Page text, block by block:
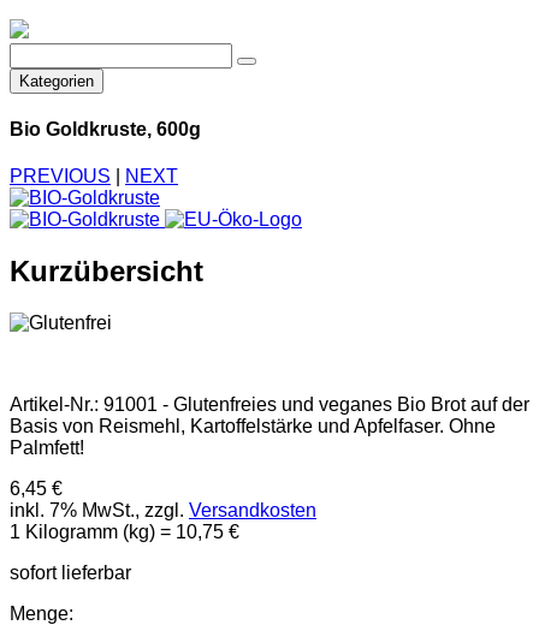
Kategorien
Bio Goldkruste, 600g
PREVIOUS NEXT
Kurzübersicht
Artikel-Nr.: 91001 - Glutenfreies und veganes Bio Brot auf der
Basis von Reismehl, Kartoffelstärke und Apfelfaser. Ohne
Palmfett!
6,45 €
inkl. 7% MwSt., zzgl. Versandkosten
1 Kilogramm (kg) = 10,75 €
sofort lieferbar
Menge: